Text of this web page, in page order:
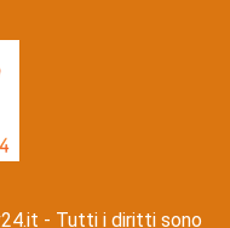
- Tutti i diritti sono